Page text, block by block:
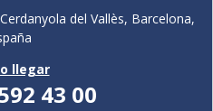
del Vallès, Barcelona,
llegar
43 00